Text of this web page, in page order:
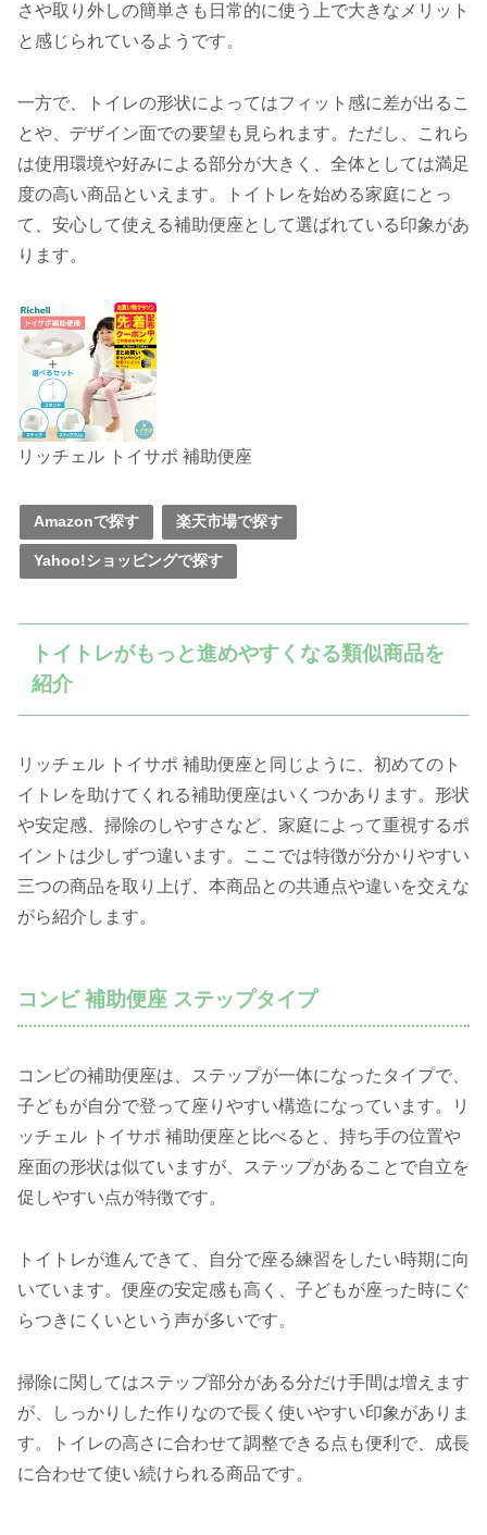
さや取り外しの簡単さも日常的に使う上で大きなメリット
と感じられているようです。
一方で、トイレの形状によってはフィット感に差が出るこ
とや、デザイン面での要望も見られます。ただし、これら
は使用環境や好みによる部分が大きく、全体としては満足
度の高い商品といえます。トイトレを始める家庭にとっ
て、安心して使える補助便座として選ばれている印象があ
ります。
リッチェル トイサポ 補助便座
Amazonで探す 楽天市場で探す
Yahoo!ショッピングで探す
トイトレがもっと進めやすくなる類似商品を
紹介
リッチェル トイサポ 補助便座と同じように、初めてのト
イトレを助けてくれる補助便座はいくつかあります。形状
や安定感、掃除のしやすさなど、家庭によって重視するポ
イントは少しずつ違います。ここでは特徴が分かりやすい
三つの商品を取り上げ、本商品との共通点や違いを交えな
がら紹介します。
コンビ 補助便座 ステップタイプ
コンビの補助便座は、ステップが一体になったタイプで、
子どもが自分で登って座りやすい構造になっています。リ
ッチェル トイサポ 補助便座と比べると、持ち手の位置や
座面の形状は似ていますが、ステップがあることで自立を
促しやすい点が特徴です。
トイトレが進んできて、自分で座る練習をしたい時期に向
いています。便座の安定感も高く、子どもが座った時にぐ
らつきにくいという声が多いです。
掃除に関してはステップ部分がある分だけ手間は増えます
が、しっかりした作りなので長く使いやすい印象がありま
す。トイレの高さに合わせて調整できる点も便利で、成長
に合わせて使い続けられる商品です。